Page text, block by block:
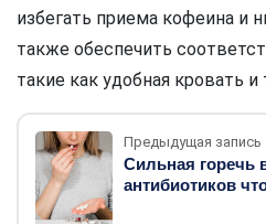
избегать приема кофеина и
также обеспечить
такие как удобная кровать
Предыдущая запись
Сильная горечь
антибиотиков